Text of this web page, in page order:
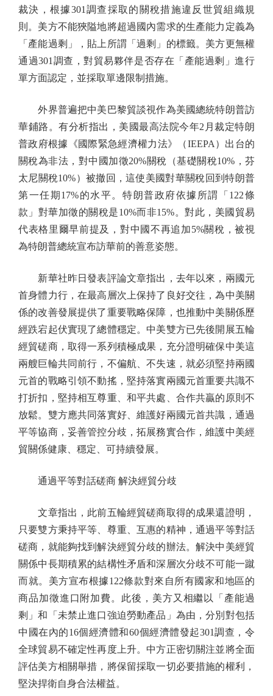
裁決，根據301調查採取的關稅措施違反世貿組織規
則。美方不能狹隘地將超過國內需求的生產能力定義為
「產能過剩」，貼上所謂「過剩」的標籤。美方更無權
通過301調查，對貿易夥伴是否存在「產能過剩」進行
單方面認定，並採取單邊限制措施。
外界普遍把中美巴黎貿談視作為美國總統特朗普訪
華鋪路。有分析指出，美國最高法院今年2月裁定特朗
普政府根據《國際緊急經濟權力法》（IEEPA）出台的
關稅為非法，對中國加徵20%關稅（基礎關稅10%，芬
太尼關稅10%）被撤回，這使美國對華關稅回到特朗普
第一任期17%的水平。特朗普政府依據所謂「122條
款」對華加徵的關稅是10%而非15%。對此，美國貿易
代表格里爾早前提及，對中國不再追加5%關稅，被視
為特朗普總統宣布訪華前的善意姿態。
新華社昨日發表評論文章指出，去年以來，兩國元
首身體力行，在最高層次上保持了良好交往，為中美關
係的改善發展提供了重要戰略保障，也推動中美關係歷
經跌宕起伏實現了總體穩定。中美雙方已先後開展五輪
經貿磋商，取得一系列積極成果，充分證明確保中美這
兩艘巨輪共同前行，不偏航、不失速，就必須堅持兩國
元首的戰略引領不動搖，堅持落實兩國元首重要共識不
打折扣，堅持相互尊重、和平共處、合作共贏的原則不
放鬆。雙方應共同落實好、維護好兩國元首共識，通過
平等協商，妥善管控分歧，拓展務實合作，維護中美經
貿關係健康、穩定、可持續發展。
通過平等對話磋商 解決經貿分歧
文章指出，此前五輪經貿磋商取得的成果還證明，
只要雙方秉持平等、尊重、互惠的精神，通過平等對話
磋商，就能夠找到解決經貿分歧的辦法。解決中美經貿
關係中長期積累的結構性矛盾和深層次分歧不可能一蹴
而就。美方宣布根據122條款對來自所有國家和地區的
商品加徵進口附加費。此後，美方又相繼以「產能過
剩」和「未禁止進口強迫勞動產品」為由，分別對包括
中國在內的16個經濟體和60個經濟體發起301調查，令
全球貿易不確定性再度上升。中方正密切關注並將全面
評估美方相關舉措，將保留採取一切必要措施的權利，
堅決捍衛自身合法權益。